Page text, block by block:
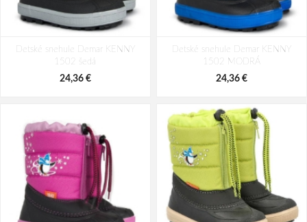
Detské snehule Demar KENNY
1502 šedá
24,36 €
Detské snehule Demar KENNY
1502 MODRÁ
24,36 €